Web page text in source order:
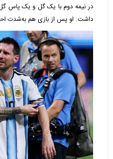
در نیمه دوم با یک گل و یک پاس
داشت. او پس از بازی هم به‌شدت